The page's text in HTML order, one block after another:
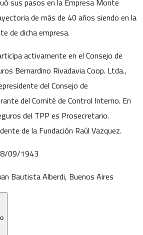
de más de 40 años siendo en la
de dicha empresa.
activamente en el Consejo de
Bernardino Rivadavia Coop. Ltda.,
del Consejo de
del Comité de Control Interno. En
del TPP es Prosecretario.
de la Fundación Raúl Vazquez.
09/1943
Bautista Alberdi, Buenos Aires